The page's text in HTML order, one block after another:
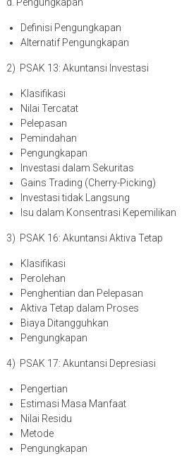
Definisi Pengungkapan
Alternatif Pengungkapan
2) PSAK 13: Akuntansi Investasi
Klasifikasi
Nilai Tercatat
Pelepasan
Pemindahan
Pengungkapan
Investasi dalam Sekuritas
Gains Trading (Cherry-Picking)
Investasi tidak Langsung
Isu dalam Konsentrasi Kepemilikan
3) PSAK 16: Akuntansi Aktiva Tetap
Klasifikasi
Perolehan
Penghentian dan Pelepasan
Aktiva Tetap dalam Proses
Biaya Ditangguhkan
Pengungkapan
4) PSAK 17: Akuntansi Depresiasi
Pengertian
Estimasi Masa Manfaat
Nilai Residu
Metode
Pengungkapan